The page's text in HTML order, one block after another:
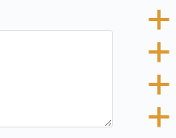
a
a
a
a